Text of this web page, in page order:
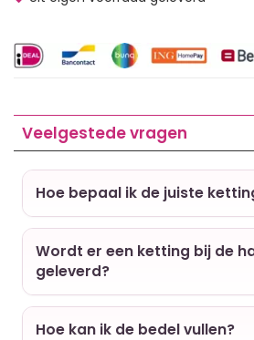
Veelgestede vragen
Hoe bepaal ik de juiste
Wordt er een ketting bij de
geleverd?
Hoe kan ik de bedel vullen?